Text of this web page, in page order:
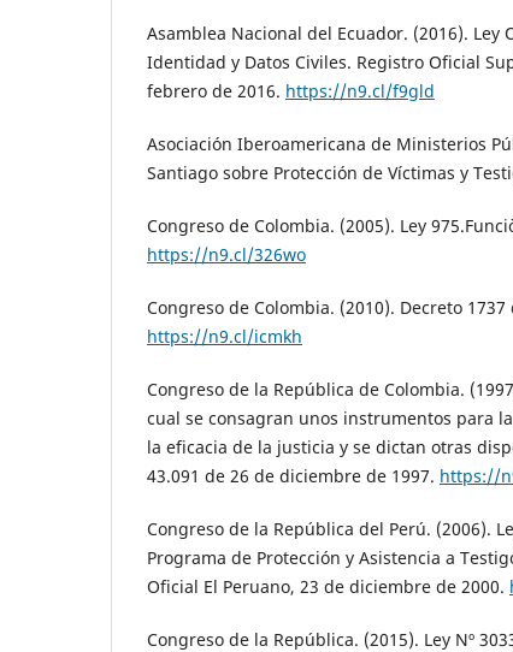
Asamblea Nacional del Ecuador. (2016). Ley
Identidad y Datos Civiles. Registro Oficial
febrero de 2016. https://n9.cl/f9gld
Asociación Iberoamericana de Ministerios
Santiago sobre Protección de Víctimas y
Congreso de Colombia. (2005). Ley
https://n9.cl/326wo
Congreso de Colombia. (2010). Decreto
https://n9.cl/icmkh
Congreso de la República de Colombia.
cual se consagran unos instrumentos para
la eficacia de la justicia y se dictan otras
43.091 de 26 de diciembre de 1997. https://
Congreso de la República del Perú. (2006).
Programa de Protección y Asistencia a
Oficial El Peruano, 23 de diciembre de 2000.
Congreso de la República. (2015). Ley Nº